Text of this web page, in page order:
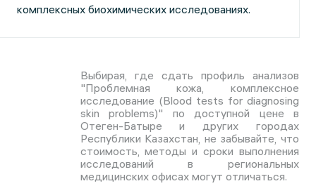
комплексных биохимических исследованиях.
Выбирая, где сдать профиль анализов
"Проблемная кожа, комплексное
исследование (Blood tests for diagnosing
skin problems)" по доступной цене в
Отеген-Батыре и других городах
Республики Казахстан, не забывайте, что
стоимость, методы и сроки выполнения
исследований в региональных
медицинских офисах могут отличаться.